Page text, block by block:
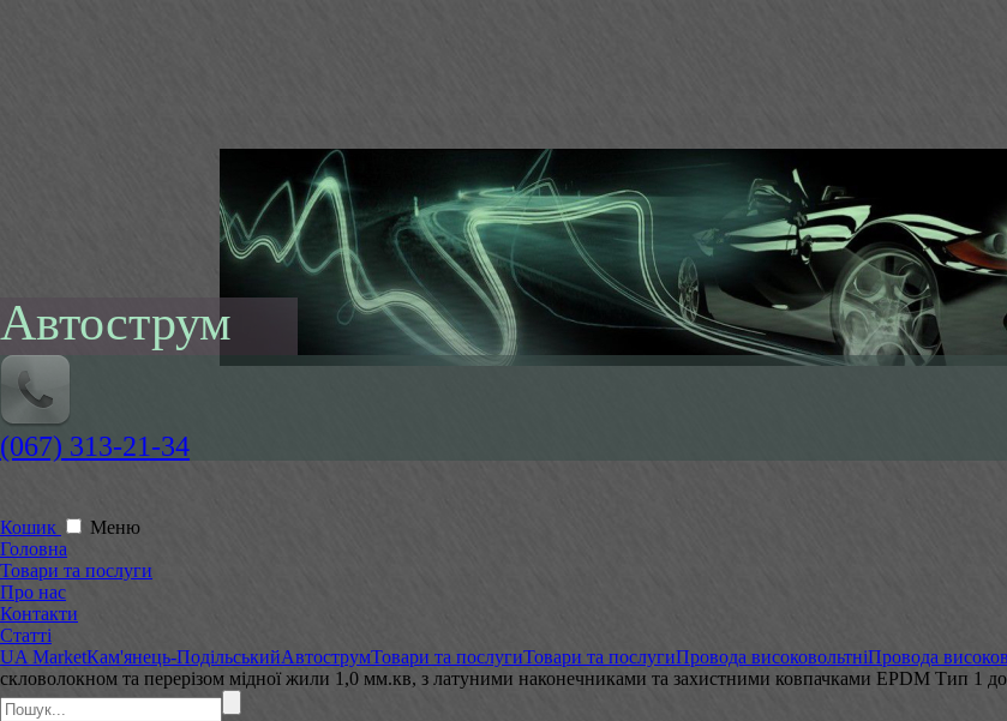
Автострум
(067) 313-21-34
Кошик
Меню
Головна
Товари та послуги
Про нас
Контакти
Статті
UA MarketКам'янець-ПодільськийАвтострумТовари та послугиТовари та послугиПровода високовольтніПровода
скловолокном та перерізом мідної жили 1,0 мм.кв, з латуними наконечниками та захистними ковпачками EPDM Тип 1